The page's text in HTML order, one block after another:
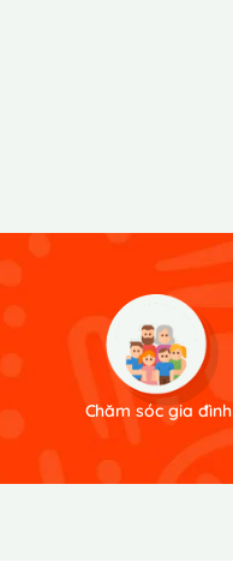
Chăm sóc gia đình